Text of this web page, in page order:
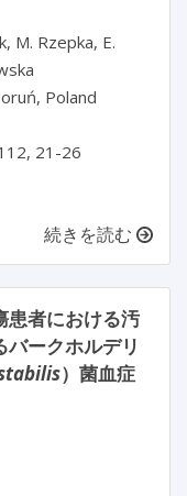
M. Rzepka, E.
Poland
21-26
続きを読む
患者における汚
ークホルデリ
）菌血症